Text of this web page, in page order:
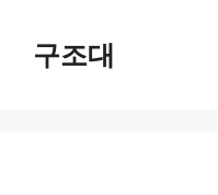
구조대